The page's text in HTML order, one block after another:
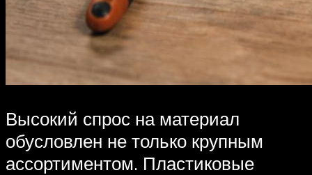
Высокий спрос на материал
обусловлен не только крупным
ассортиментом. Пластиковые